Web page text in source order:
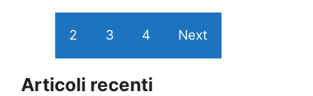
2 3 4 Next
Articoli recenti